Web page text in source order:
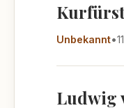
Unbekannt•
Ludwig